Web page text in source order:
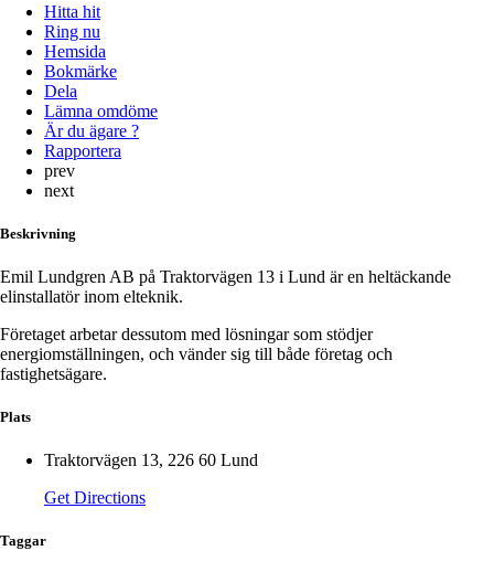
Hitta hit
Ring nu
Hemsida
Bokmärke
Dela
Lämna omdöme
Är du ägare ?
Rapportera
prev
next
Beskrivning
Emil Lundgren AB på Traktorvägen 13 i Lund är en heltäckande
elinstallatör inom elteknik.
Företaget arbetar dessutom med lösningar som stödjer
energiomställningen, och vänder sig till både företag och
fastighetsägare.
Plats
Traktorvägen 13, 226 60 Lund
Get Directions
Taggar